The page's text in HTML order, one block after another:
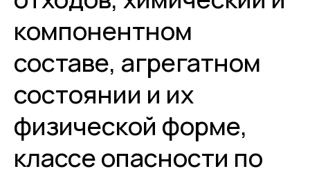
компонентном
составе, агрегатном
состоянии и их
физической форме,
классе опасности по